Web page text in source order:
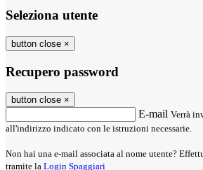
Seleziona utente
button close ×
Recupero password
button close ×
E-mail Verrà
all'indirizzo indicato con le istruzioni necessarie.
Non hai una e-mail associata al nome utente?
tramite la Login Spaggiari